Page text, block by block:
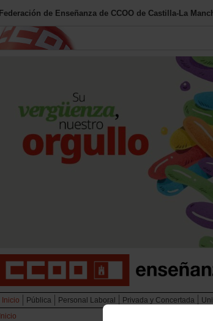
Federación de Enseñanza de CCOO de Castilla-La
Inicio Pública Personal Laboral Privada y Concertada
Inicio